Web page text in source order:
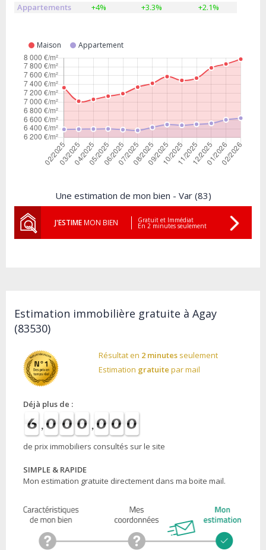
Appartements
+4% +3.3% +2.1%
Maison Appartement
Une estimation de mon bien - Var (83)
J'ESTIMEMON BIEN Gratuit et Immédiat
En 2 minutes seulement
Estimation immobilière gratuite à Agay
(83530)
Résultat en 2 minutesseulement
Estimation gratuite par mail
Déjà plus de :
de prix immobiliers consultés sur le site
SIMPLE & RAPIDE
Mon estimation gratuite directement dans ma boite mail.